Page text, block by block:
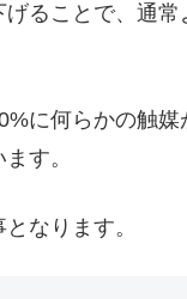
ることで、通
に何らかの触
す。
なります。